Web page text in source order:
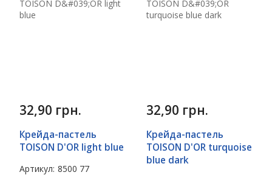
32,90 грн.
Крейда-пастель
TOISON D'OR light blue
Артикул: 8500 77
32,90 грн.
Крейда-пастель
TOISON D'OR turquoise
blue dark